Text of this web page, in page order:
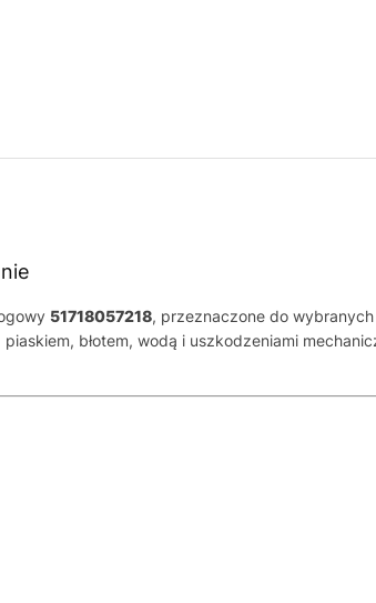
51718057218, przeznaczone do wybranych
błotem, wodą i uszkodzeniami